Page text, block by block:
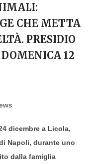
CHE METTA
PRESIDIO
12
dicembre a Licola,
Napoli, durante uno
dalla famiglia